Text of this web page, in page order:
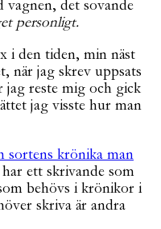
vagnen, det sovande
personligt.
i den tiden, min näst
när jag skrev uppsats
jag reste mig och gick
jag visste hur man
sortens krönika man
ett skrivande som
behövs i krönikor i
skriva är andra